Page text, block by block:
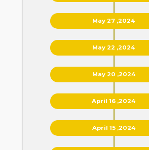
May 27 ,2024
May 22 ,2024
May 20 ,2024
April 16 ,2024
April 15 ,2024